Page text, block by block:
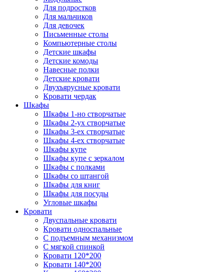
Для подростков
Для мальчиков
Для девочек
Письменные столы
Компьютерные столы
Детские шкафы
Детские комоды
Навесные полки
Детские кровати
Двухъярусные кровати
Кровати чердак
Шкафы
Шкафы 1-но створчатые
Шкафы 2-ух створчатые
Шкафы 3-ех створчатые
Шкафы 4-ех створчатые
Шкафы купе
Шкафы купе с зеркалом
Шкафы с полками
Шкафы со штангой
Шкафы для книг
Шкафы для посуды
Угловые шкафы
Кровати
Двуспальные кровати
Кровати односпальные
С подъемным механизмом
С мягкой спинкой
Кровати 120*200
Кровати 140*200